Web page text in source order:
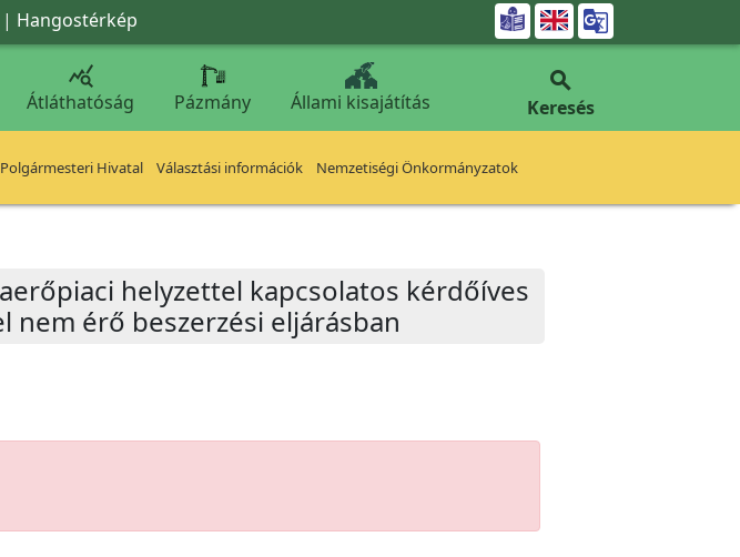
| Hangostérkép 

Átláthatóság Pázmány Állami kisajátítás

Keresés
Polgármesteri Hivatal Választási információk Nemzetiségi Önkormányzatok
helyzettel kapcsolatos kérdőíves
nem érő beszerzési eljárásban